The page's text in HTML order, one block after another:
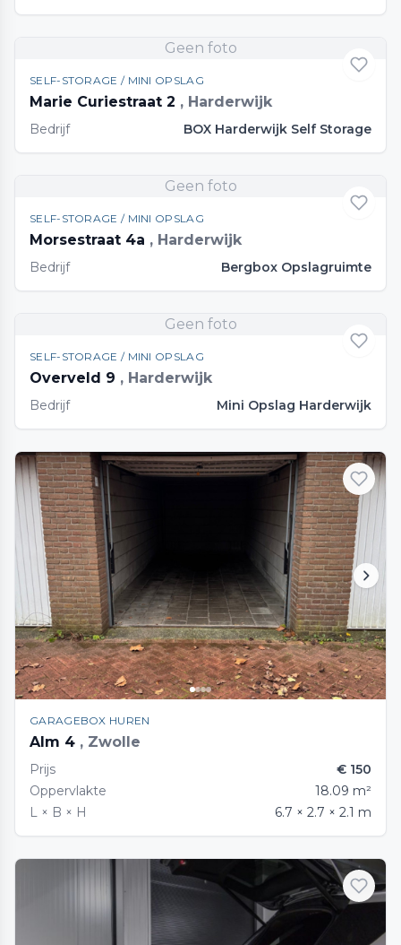
Geen foto
SELF-STORAGE / MINI OPSLAG
Marie Curiestraat 2 , Harderwijk
Bedrijf BOX Harderwijk Self Storage
Geen foto
SELF-STORAGE / MINI OPSLAG
Morsestraat 4a , Harderwijk
Bedrijf Bergbox Opslagruimte
Geen foto
SELF-STORAGE / MINI OPSLAG
Overveld 9 , Harderwijk
Bedrijf Mini Opslag Harderwijk
GARAGEBOX HUREN
Alm 4 , Zwolle
Prijs
€ 150
Oppervlakte
18.09 m²
L × B × H
6.7 × 2.7 × 2.1 m